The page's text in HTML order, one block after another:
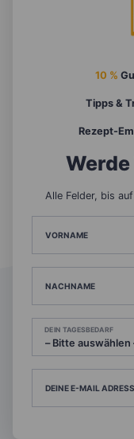
10 %
Tipps &
Rezept-
Werde
Alle Felder, bis
VORNAME
NACHNAME
DEIN TAGESBEDARF
DEINE E-MAIL